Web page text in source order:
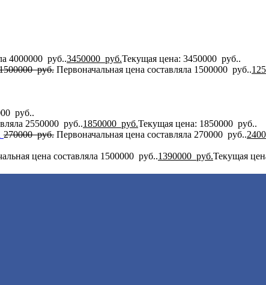
4000000 руб..3450000 руб.Текущая цена: 3450000 руб..
руб. Первоначальная цена составляла 1500000 руб..
руб..
2550000 руб..1850000 руб.Текущая цена: 1850000 руб..
270000руб. Первоначальная цена составляла 270000 руб..
цена составляла 1500000 руб..1390000 руб.Текущая